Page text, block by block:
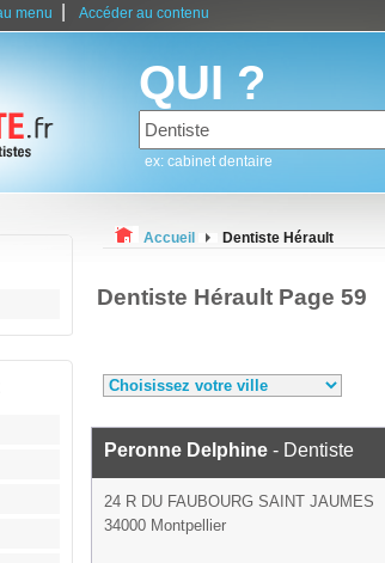
menu Accéder au contenu
QUI ?
ex: cabinet dentaire
Accueil Dentiste Hérault
Dentiste Hérault Page 59
Peronne Delphine - Dentiste
24 R DU FAUBOURG SAINT JAUMES
34000 Montpellier